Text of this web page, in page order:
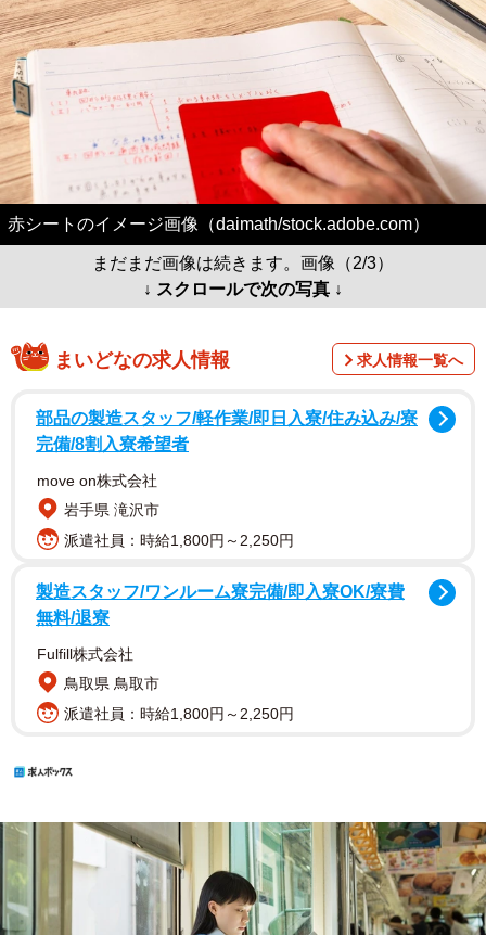
赤シートのイメージ画像（daimath/stock.adobe.com）
まだまだ画像は続きます。画像（2/3）
↓ スクロールで次の写真 ↓
まいどなの求人情報 求人情報一覧へ
部品の製造スタッフ/軽作業/即日入寮/住み込み/寮
完備/8割入寮希望者
move on株式会社
岩手県 滝沢市
派遣社員：時給1,800円～2,250円
製造スタッフ/ワンルーム寮完備/即入寮OK/寮費
無料/退寮
Fulfill株式会社
鳥取県 鳥取市
派遣社員：時給1,800円～2,250円